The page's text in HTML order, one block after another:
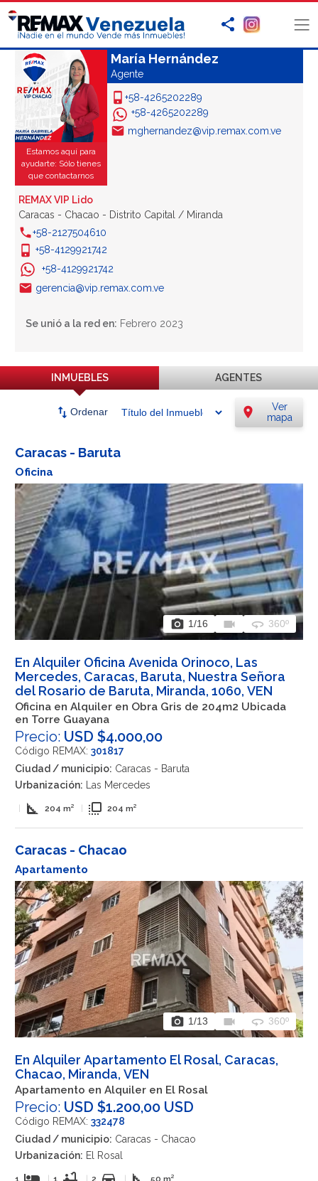
Estamos aquí para
ayudarte: Sólo tienes
que contactarnos
María Hernández
Agente
+58-4265202289
+58-4265202289
mghernandez@vip.remax.com.ve
REMAX VIP Lido
Caracas - Chacao - Distrito Capital / Miranda
+58-2127504610
+58-4129921742
+58-4129921742
gerencia@vip.remax.com.ve
Se unió a la red en: Febrero 2023
INMUEBLES AGENTES
swap_vert Ordenar location_on
Ver
mapa
Caracas - Baruta
Oficina
photo_camera 1/16 videocam 360 360º
En Alquiler Oficina Avenida Orinoco, Las
Mercedes, Caracas, Baruta, Nuestra Señora
del Rosario de Baruta, Miranda, 1060, VEN
Oficina en Alquiler en Obra Gris de 204m2 Ubicada
en Torre Guayana
Precio: USD $4.000,00
Código REMAX: 301817
Ciudad / municipio: Caracas - Baruta
Urbanización: Las Mercedes
square_foot 204 m² flip_to_front 204 m²
Caracas - Chacao
Apartamento
photo_camera 1/13 videocam 360 360º
En Alquiler Apartamento El Rosal, Caracas,
Chacao, Miranda, VEN
Apartamento en Alquiler en El Rosal
Precio: USD $1.200,00 USD
Código REMAX: 332478
Ciudad / municipio: Caracas - Chacao
Urbanización: El Rosal
1 1 2 50 m²